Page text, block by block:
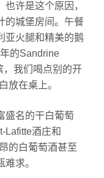
许是这个原因，
的城堡房间。午餐
亚火腿和精美的鹅
的Sandrine
，我们喝点别的开
放在桌上。
盛名的干白葡萄
Lafitte酒庄和
的白葡萄酒甚至
求。